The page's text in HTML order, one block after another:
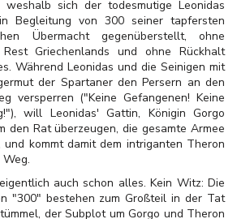
sich der todesmutige Leonidas
Begleitung von 300 seiner tapfersten
Übermacht gegenüberstellt, ohne
Griechenlands und ohne Rückhalt
Während Leonidas und die Seinigen mit
der Spartaner den Persern an den
versperren ("Keine Gefangenen! Keine
will Leonidas' Gattin, Königin Gorgo
den Rat überzeugen, die gesamte Armee
kommt damit dem intriganten Theron
auch schon alles. Kein Witz: Die
"300" bestehen zum Großteil in der Tat
der Subplot um Gorgo und Theron